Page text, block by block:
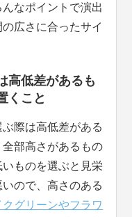
なポイントで演出
広さに合ったサイ
高低差があるも
くこと
際は高低差がある
部高さがあるもの
ものを選ぶと見栄
ので、高さのある
クグリーンやフラワ